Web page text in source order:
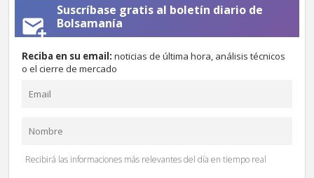
Suscríbase gratis al boletín diario de
Bolsamanía
Reciba en su email: noticias de última hora, análisis técnicos
o el cierre de mercado
Recibirá las informaciones más relevantes del día en tiempo real